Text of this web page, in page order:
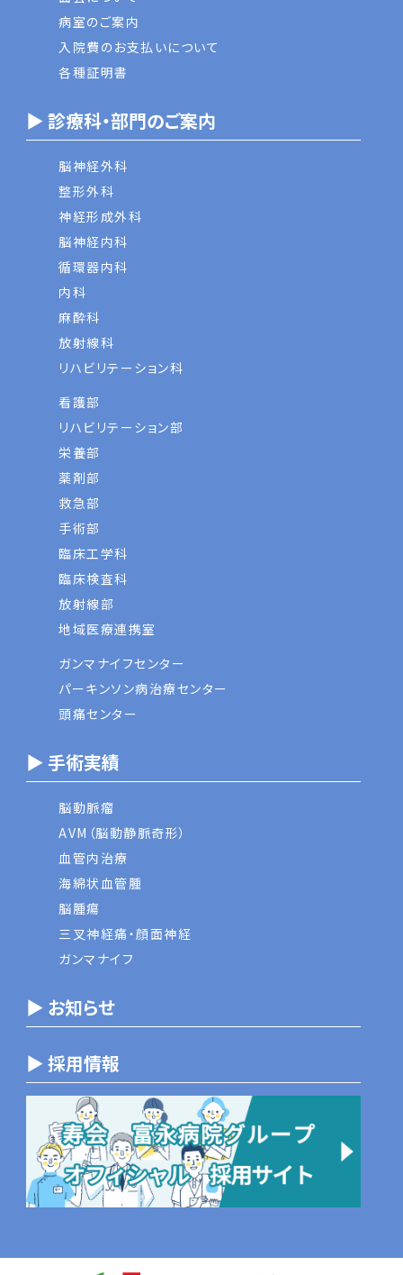
病室のご案内
入院費のお支払いについて
各種証明書
▶ 診療科・部門のご案内
脳神経外科
整形外科
神経形成外科
脳神経内科
循環器内科
内科
麻酔科
放射線科
リハビリテーション科
看護部
リハビリテーション部
栄養部
薬剤部
救急部
手術部
臨床工学科
臨床検査科
放射線部
地域医療連携室
ガンマナイフセンター
パーキンソン病治療センター
頭痛センター
▶ 手術実績
脳動脈瘤
AVM（脳動静脈奇形）
血管内治療
海綿状血管腫
脳腫瘍
三叉神経痛・顔面神経
ガンマナイフ
▶ お知らせ
▶ 採用情報